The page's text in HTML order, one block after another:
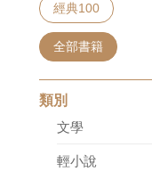
經典100
全部書籍
類別
文學
輕小說